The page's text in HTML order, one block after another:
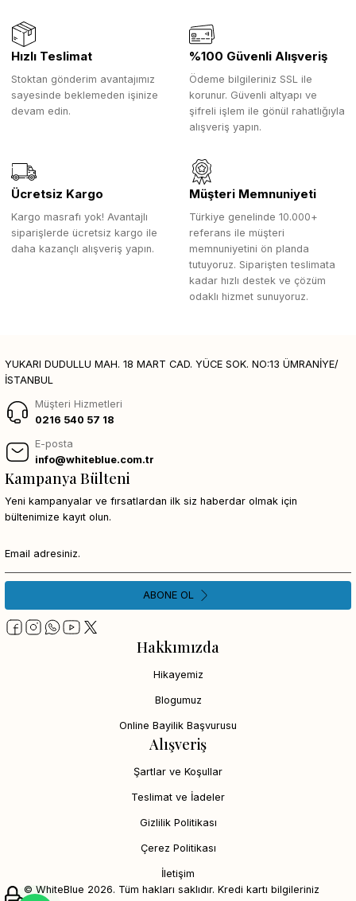
Hızlı Teslimat
Stoktan gönderim avantajımız
sayesinde beklemeden işinize
devam edin.
%100 Güvenli Alışveriş
Ödeme bilgileriniz SSL ile
korunur. Güvenli altyapı ve
şifreli işlem ile gönül rahatlığıyla
alışveriş yapın.
Ücretsiz Kargo
Kargo masrafı yok! Avantajlı
siparişlerde ücretsiz kargo ile
daha kazançlı alışveriş yapın.
Müşteri Memnuniyeti
Türkiye genelinde 10.000+
referans ile müşteri
memnuniyetini ön planda
tutuyoruz. Siparişten teslimata
kadar hızlı destek ve çözüm
odaklı hizmet sunuyoruz.
YUKARI DUDULLU MAH. 18 MART CAD. YÜCE SOK. NO:13 ÜMRANİYE/
İSTANBUL
Müşteri Hizmetleri
0216 540 57 18
E-posta
info@whiteblue.com.tr
Hakkımızda
Hikayemiz
Blogumuz
Online Bayilik Başvurusu
Alışveriş
Şartlar ve Koşullar
Teslimat ve İadeler
Gizlilik Politikası
Çerez Politikası
İletişim
Kampanya Bülteni
Yeni kampanyalar ve fırsatlardan ilk siz haberdar olmak için
bültenimize kayıt olun.
ABONE OL
© WhiteBlue 2026. Tüm hakları saklıdır. Kredi kartı bilgileriniz